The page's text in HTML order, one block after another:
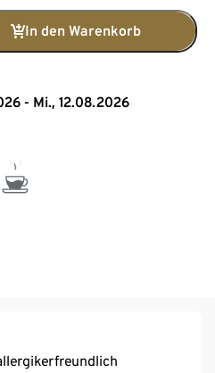
In den Warenkorb
- Mi., 12.08.2026